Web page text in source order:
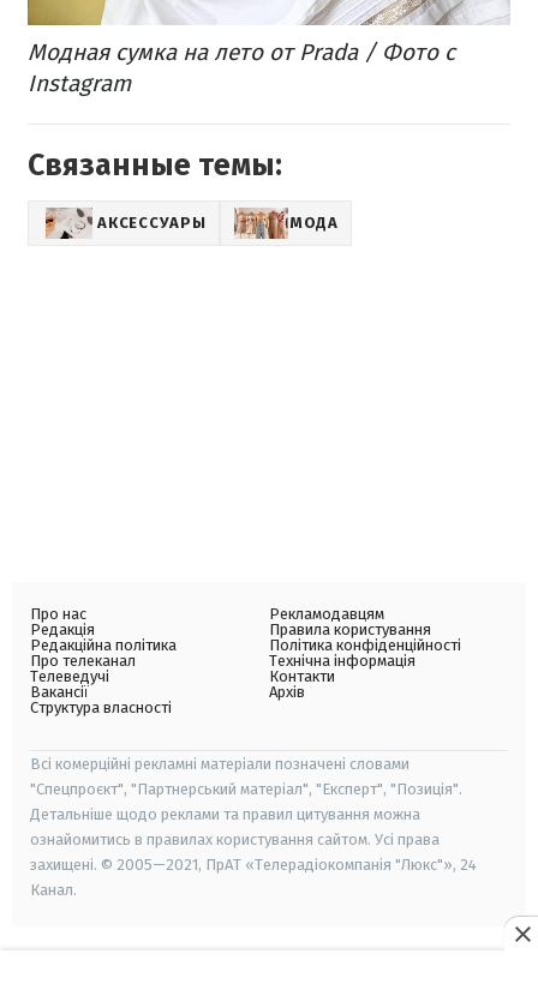
Модная сумка на лето от Prada / Фото с
Instagram
Связанные темы:
АКСЕССУАРЫ МОДА
Про нас
Редакція
Редакційна політика
Про телеканал
Телеведучі
Вакансії
Структура власності
Рекламодавцям
Правила користування
Політика конфіденційності
Технічна інформація
Контакти
Архів
Всі комерційні рекламні матеріали позначені словами
"Спецпроєкт", "Партнерський матеріал", "Експерт", "Позиція".
Детальніше щодо реклами та правил цитування можна
ознайомитись в правилах користування сайтом. Усі права
захищені. © 2005—2021, ПрАТ «Телерадіокомпанія "Люкс"», 24
Канал.